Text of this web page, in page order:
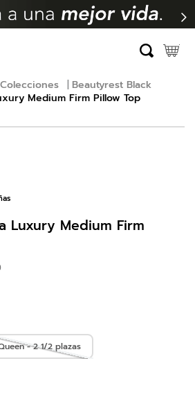
Colecciones
Beautyrest Black
Medium Firm Pillow Top
Luxury Medium Firm
- 2 1/2 plazas